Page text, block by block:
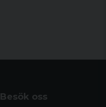
Besök oss